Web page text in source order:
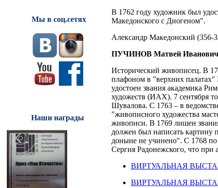
Мы в соц.сетях
Наши награды
В 1762 году художник был
Македонского с Диогеном".
Александр Македонский (356-
ПУЧИНОВ Матвей Иванович
Исторический живописец. В
плафоном в "верхних палатах"
удостоен звания академика
художеств (ИАХ). 7 сентября
Шувалова. С 1763 – в
"живописного художества
живописи. В 1769 лишен
должен был написать картину
доныне не учинено". С 1768
Сергия Радонежского, что при
ВИРТУАЛЬНАЯ
ВИРТУАЛЬНАЯ